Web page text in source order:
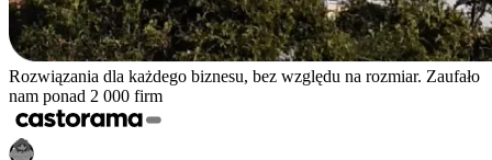
Rozwiązania dla każdego biznesu, bez względu na rozmiar. Zaufało
nam ponad 2 000 firm